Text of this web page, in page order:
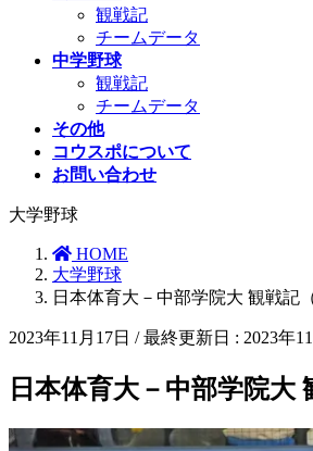
観戦記
チームデータ
中学野球
観戦記
チームデータ
その他
コウスポについて
お問い合わせ
大学野球
HOME
大学野球
日本体育大－中部学院大 観戦記
2023年11月17日 / 最終更新日 : 2023年
日本体育大－中部学院大